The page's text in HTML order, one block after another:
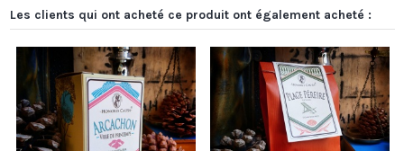
Les clients qui ont acheté ce produit ont également acheté :